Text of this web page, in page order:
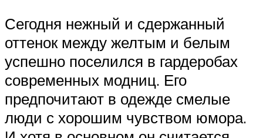
Сегодня нежный и сдержанный
оттенок между желтым и белым
успешно поселился в гардеробах
современных модниц. Его
предпочитают в одежде смелые
люди с хорошим чувством юмора.